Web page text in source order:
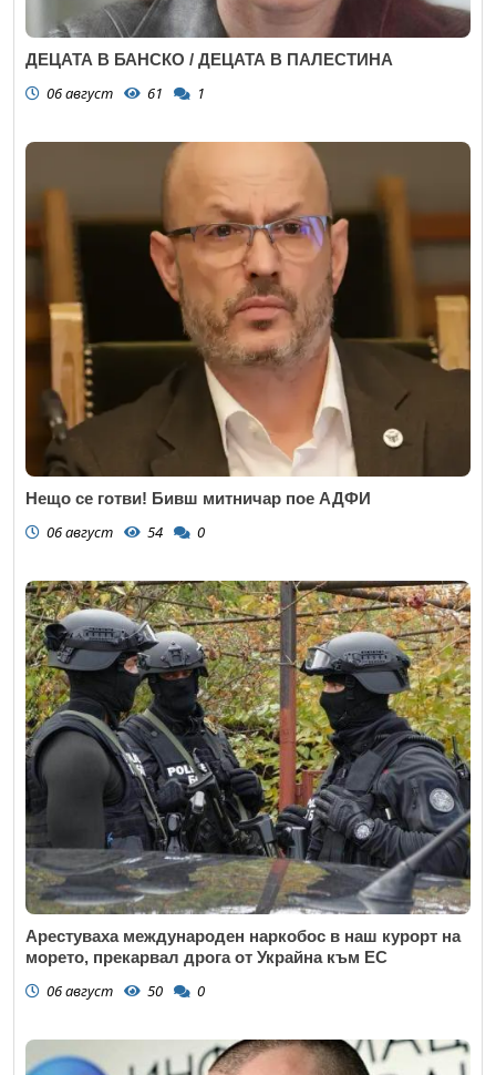
ДЕЦАТА В БАНСКО / ДЕЦАТА В ПАЛЕСТИНА
06 август 61 1
Нещо се готви! Бивш митничар пое АДФИ
06 август 54 0
Арестуваха международен наркобос в наш курорт на
морето, прекарвал дрога от Украйна към ЕС
06 август 50 0